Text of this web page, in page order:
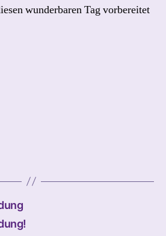
wunderbaren Tag vorbereitet